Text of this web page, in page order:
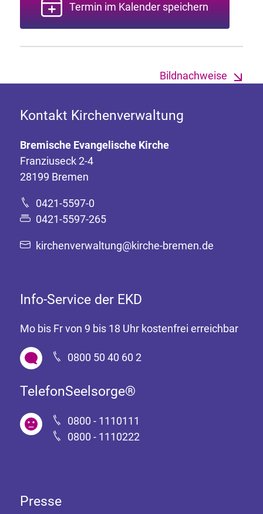
Termin im Kalender speichern
Bildnachweise
Kontakt Kirchenverwaltung
Bremische Evangelische Kirche
Franziuseck 2-4
28199 Bremen
0421-5597-0
0421-5597-265
kirchenverwaltung@kirche-bremen.de
Info-Service der EKD
Mo bis Fr von 9 bis 18 Uhr kostenfrei erreichbar
0800 50 40 60 2
TelefonSeelsorge®
0800 - 1110111
0800 - 1110222
Presse